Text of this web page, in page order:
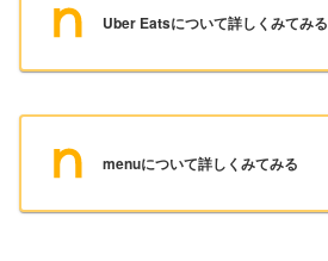
Uber Eatsについて詳しくみてみる
menuについて詳しくみてみる